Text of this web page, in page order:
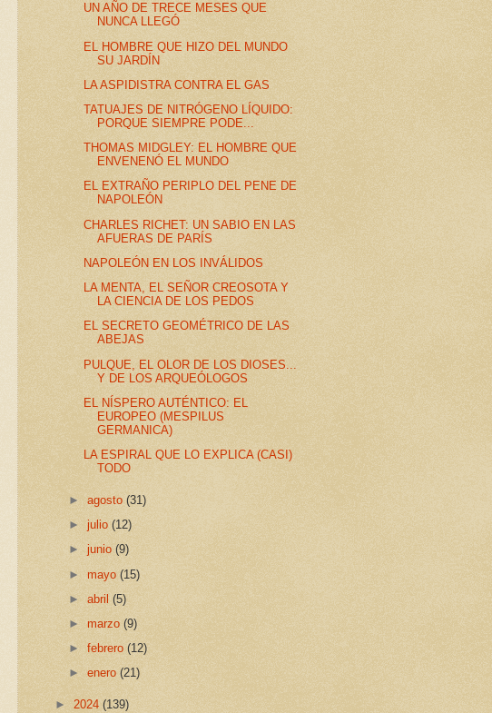
UN AÑO DE TRECE MESES QUE
NUNCA LLEGÓ
EL HOMBRE QUE HIZO DEL MUNDO
SU JARDÍN
LA ASPIDISTRA CONTRA EL GAS
TATUAJES DE NITRÓGENO LÍQUIDO:
PORQUE SIEMPRE PODE...
THOMAS MIDGLEY: EL HOMBRE QUE
ENVENENÓ EL MUNDO
EL EXTRAÑO PERIPLO DEL PENE DE
NAPOLEÓN
CHARLES RICHET: UN SABIO EN LAS
AFUERAS DE PARÍS
NAPOLEÓN EN LOS INVÁLIDOS
LA MENTA, EL SEÑOR CREOSOTA Y
LA CIENCIA DE LOS PEDOS
EL SECRETO GEOMÉTRICO DE LAS
ABEJAS
PULQUE, EL OLOR DE LOS DIOSES...
Y DE LOS ARQUEÓLOGOS
EL NÍSPERO AUTÉNTICO: EL
EUROPEO (MESPILUS
GERMANICA)
LA ESPIRAL QUE LO EXPLICA (CASI)
TODO
►agosto(31)
►julio(12)
►junio(9)
► mayo(15)
►abril(5)
►marzo(9)
►febrero(12)
►enero(21)
► 2024 (139)